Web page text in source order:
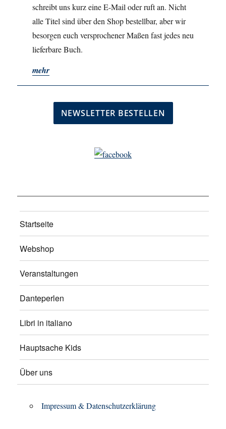
schreibt uns kurz eine E-Mail oder ruft an. Nicht
alle Titel sind über den Shop bestellbar, aber wir
besorgen euch versprochener Maßen fast jedes neu
lieferbare Buch.
mehr
Startseite
Webshop
Veranstaltungen
Danteperlen
Libri in italiano
Hauptsache Kids
Über uns
Impressum & Datenschutzerklärung